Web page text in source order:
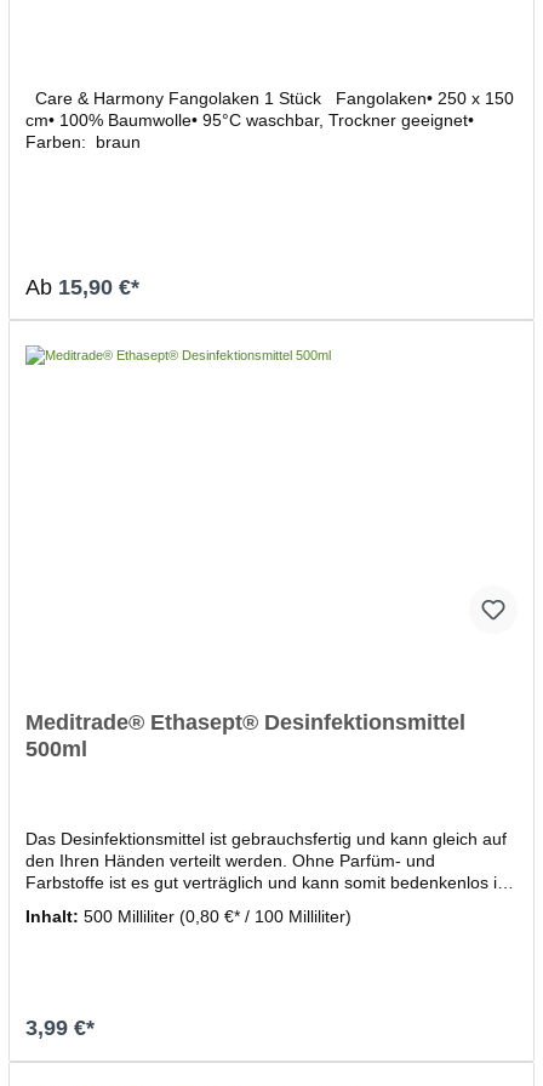
Care & Harmony Fangolaken 1 Stück Fangolaken• 250 x 150
cm• 100% Baumwolle• 95°C waschbar, Trockner geeignet•
Farben: braun
Ab 15,90 €*
Meditrade® Ethasept® Desinfektionsmittel
500ml
Das Desinfektionsmittel ist gebrauchsfertig und kann gleich auf
den Ihren Händen verteilt werden. Ohne Parfüm- und
Farbstoffe ist es gut verträglich und kann somit bedenkenlos in
hygienisch sauber und bestellen Sie das Meditrade®
Sicherheitshinweise:Gefahrenhinweise: - Flüssigkeit und Dampf
leicht entzündbar.- Verursacht schwere Augenreizung.
Inhalt: 500 Milliliter (0,80 €* / 100 Milliliter)
3,99 €*